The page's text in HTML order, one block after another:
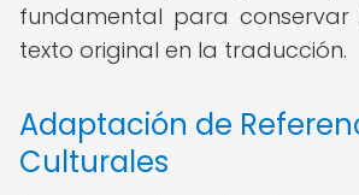
fundamental para
texto original en la traducción.
Adaptación de
Culturales